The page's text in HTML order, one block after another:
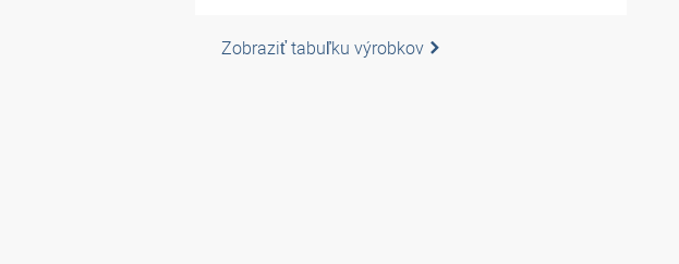
Zobraziť tabuľku výrobkov